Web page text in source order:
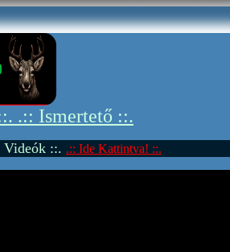
.:: Ismertető ::.
Videók ::. .:: Ide Kattintva! ::.